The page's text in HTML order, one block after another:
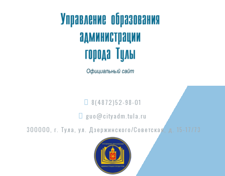
8(4872)52-98-01
guo@cityadm.tula.ru
300000, г. Тула, ул. Дзержинского/Советская, д. 15-17/73